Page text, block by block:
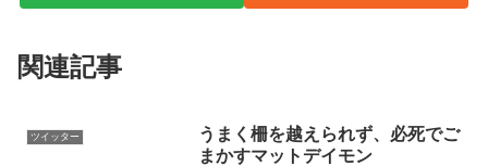
関連記事
ツイッター
うまく柵を越えられず、必死でご
まかすマットデイモン